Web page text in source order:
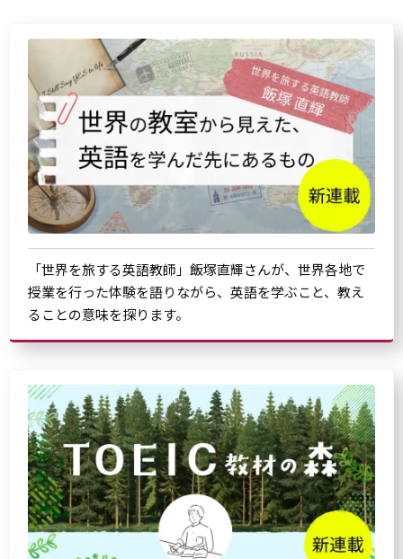
「世界を旅する英語教師」飯塚直輝さんが、世界各地で
授業を行った体験を語りながら、英語を学ぶこと、教え
ることの意味を探ります。